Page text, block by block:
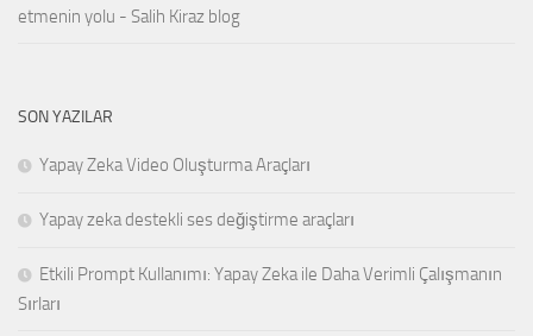
etmenin yolu - Salih Kiraz blog
SON YAZILAR
Yapay Zeka Video Oluşturma Araçları
Yapay zeka destekli ses değiştirme araçları
Etkili Prompt Kullanımı: Yapay Zeka ile Daha Verimli Çalışmanın
Sırları